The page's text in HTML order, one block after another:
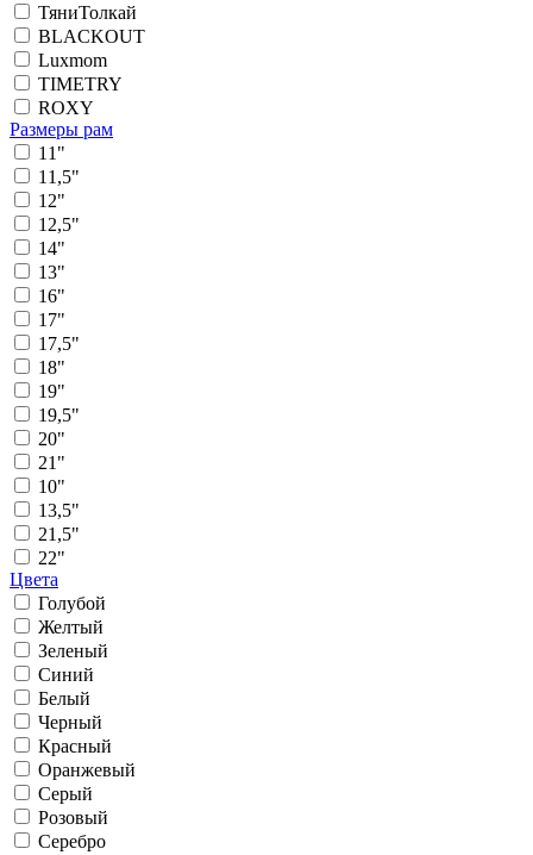
ТяниТолкай
BLACKOUT
Luxmom
TIMETRY
ROXY
Размеры рам
11"
11,5"
12"
12,5"
14"
13"
16"
17"
17,5"
18"
19"
19,5"
20"
21"
10"
13,5"
21,5"
22"
Цвета
Голубой
Желтый
Зеленый
Синий
Белый
Черный
Красный
Оранжевый
Серый
Розовый
Серебро